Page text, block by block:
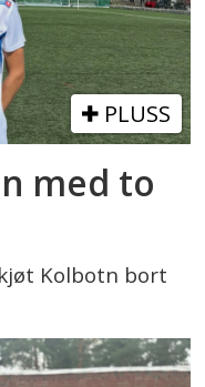
PLUSS
med to
Kolbotn bort